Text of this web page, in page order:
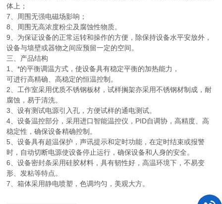
体上；
7、周围无强电磁场影响；
8、周围无高浓度粉尘及腐蚀性物质。
9、为保证设备的正常运转和操作的方便，除保持设备水平安放外，
设备与墙壁或器物之间应预留一定的空间。
三、 产品结构
1、*的平衡调温方式，使设备具有稳定平衡的加热能力，
可进行高精确、高稳定的恒温控制。
2、工作室采用优质不锈钢板材，试样搁架亦采用不锈钢材制成，耐
腐蚀，易于清洗。
3、设有测试电源引入孔，方便试样的通电测试。
4、设备温控部分，采用进口智能温控仪，PID自调协，高精度、高
稳定性，确保设备精确控制。
5、设备具有超温保护，声讯提示和定时功能，在定时结束或报警
时，自动切断电源使设备停止运行，确保设备和人身的安全。
6、设备密封条采用硅胶材料，具有韧性好，高温环境下，不易变
形、发粘等特点。
7、箱体采用静电喷塑，色调均匀，美观大方。